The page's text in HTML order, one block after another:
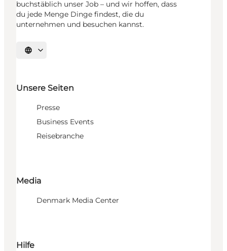
buchstäblich unser Job – und wir hoffen, dass
du jede Menge Dinge findest, die du
unternehmen und besuchen kannst.
Sprache auswählen
Unsere Seiten
Presse
Business Events
Reisebranche
Media
Denmark Media Center
Hilfe